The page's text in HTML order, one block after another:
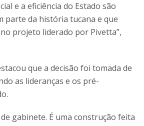
e a eficiência do Estado são
parte da história tucana e que
projeto liderado por Pivetta”,
que a decisão foi tomada de
as lideranças e os pré-
gabinete. É uma construção feita